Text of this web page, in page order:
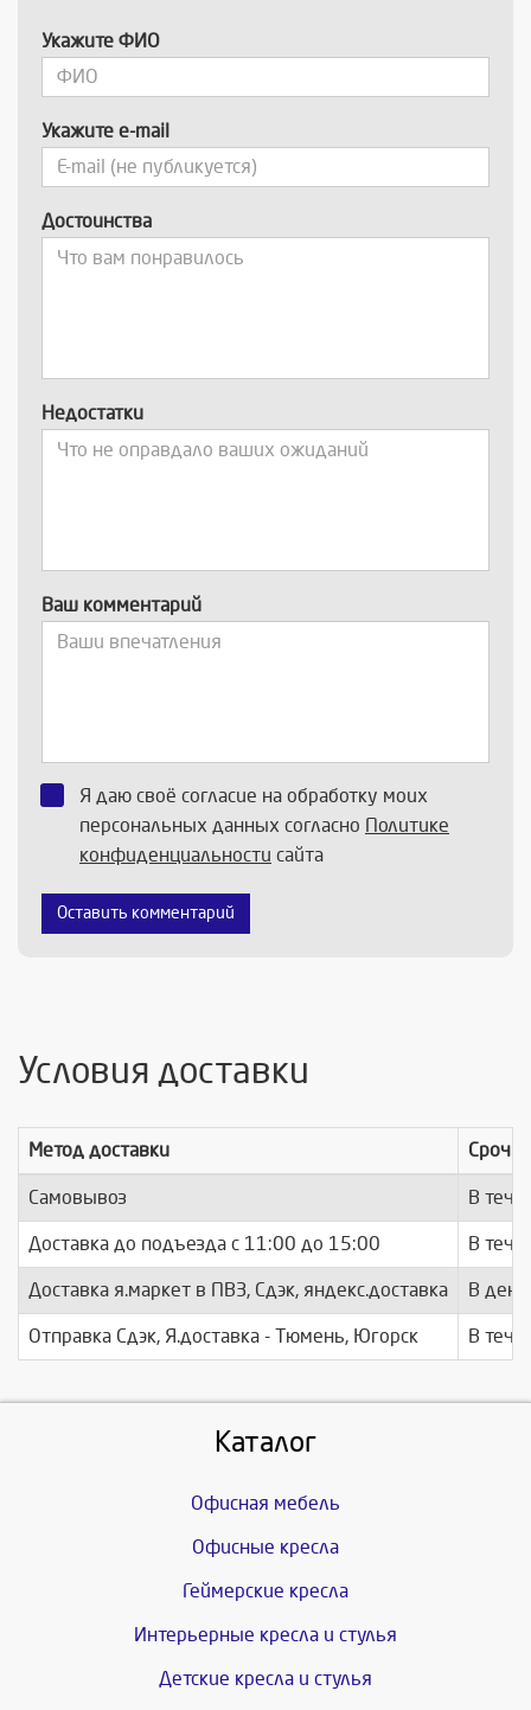
Укажите ФИО
Укажите e-mail
Достоинства
Недостатки
Ваш комментарий
Я даю своё согласие на обработку моих
персональных данных согласно Политике
конфиденциальности сайта
Оставить комментарий
Условия доставки
Метод доставки
Самовывоз В
Доставка до подъезда c 11:00 до 15:00 В
Доставка я.маркет в ПВЗ, Сдэк, яндекс.доставка В день
Отправка Сдэк, Я.доставка - Тюмень, Югорск В
Каталог
Офисная мебель
Офисные кресла
Геймерские кресла
Интерьерные кресла и стулья
Детские кресла и стулья